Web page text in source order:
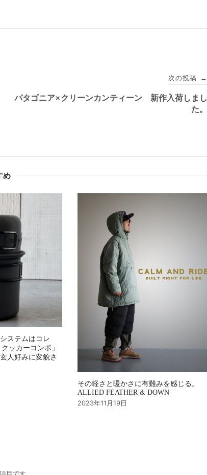
次の投稿 →
パタゴニア×クリーンカンティーン 新作入荷しまし
た。
め
ステムはコレ
ッカーコンボ」
人好みに変貌さ
その軽さと暖かさに有難みを感じる。
ALLIED FEATHER & DOWN
2023年11月19日
目です